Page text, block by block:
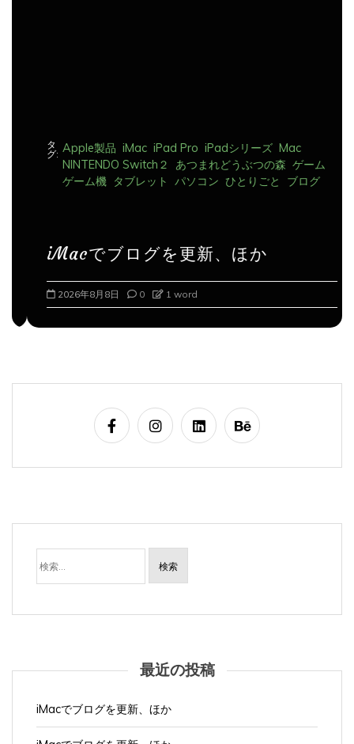
NINTENDO Switch２ あつまれどうぶつの森 ゲーム
ゲーム機 タブレット パソコン ひとりごと ブログ
iMacでブログを更新、ほか